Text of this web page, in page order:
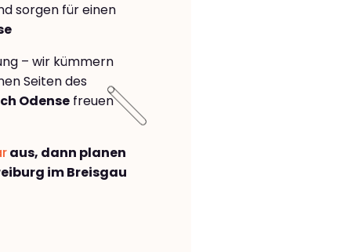
sorgen für einen
– wir kümmern
Seiten des
Odense freuen
aus, dann planen
im Breisgau